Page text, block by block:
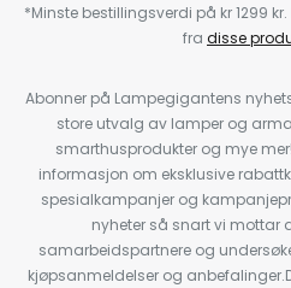
*Minste bestillingsverdi på kr 1299
fra disse
Abonner på Lampegigantens
store utvalg av lamper og
smarthusprodukter og mye
informasjon om eksklusive
spesialkampanjer og
nyheter så snart vi mottar
samarbeidspartnere og
kjøpsanmeldelser og